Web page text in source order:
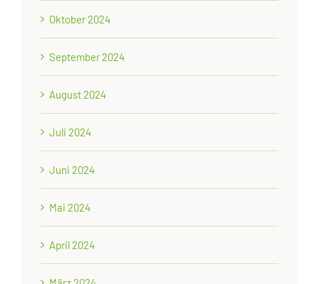
Oktober 2024
September 2024
August 2024
Juli 2024
Juni 2024
Mai 2024
April 2024